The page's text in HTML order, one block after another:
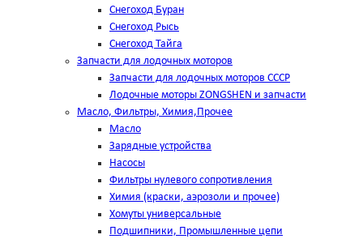
Снегоход Буран
Снегоход Рысь
Снегоход Тайга
Запчасти для лодочных моторов
Запчасти для лодочных моторов СССР
Лодочные моторы ZONGSHEN и запчасти
Масло, Фильтры, Химия,Прочее
Масло
Зарядные устройства
Насосы
Фильтры нулевого сопротивления
Химия (краски, аэрозоли и прочее)
Хомуты универсальные
Подшипники, Промышленные цепи